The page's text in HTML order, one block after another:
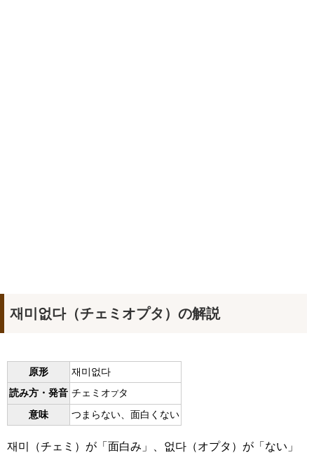
재미없다（チェミオプタ）の解説
原形
재미없다
読み方・発音 チェミオプタ
意味 つまらない、面白くない
재미（チェミ）が「面白み」、없다（オプタ）が「ない」